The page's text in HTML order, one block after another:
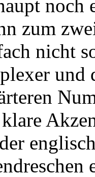
noch
zum
nicht
und